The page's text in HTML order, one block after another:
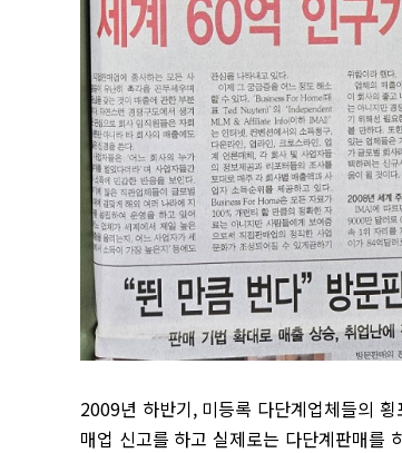
2009년 하반기, 미등록 다단계업체들의
매업 신고를 하고 실제로는 다단계판매를